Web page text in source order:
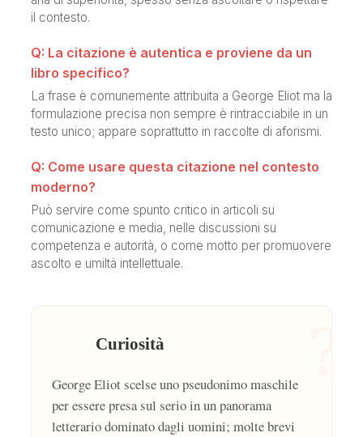
il contesto.
Q: La citazione è autentica e proviene da un
libro specifico?
La frase è comunemente attribuita a George Eliot ma la
formulazione precisa non sempre è rintracciabile in un
testo unico; appare soprattutto in raccolte di aforismi.
Q: Come usare questa citazione nel contesto
moderno?
Può servire come spunto critico in articoli su
comunicazione e media, nelle discussioni su
competenza e autorità, o come motto per promuovere
ascolto e umiltà intellettuale.
Curiosità
George Eliot scelse uno pseudonimo maschile
per essere presa sul serio in un panorama
letterario dominato dagli uomini; molte brevi